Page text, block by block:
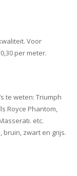
Voor
per meter.
te weten: Triumph
Royce Phantom,
etc.
bruin, zwart en grijs.